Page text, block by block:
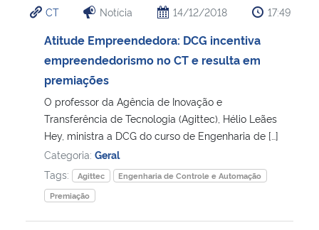
Ministério da Cidadania
Ministério de Minas e Energia
Ministério da Ciência, Tecnologia, Inovações e Comunicações
Ministério do Meio Ambiente
Ministério do Turismo
CT Notícia 14/12/2018 17:49
Atitude Empreendedora: DCG incentiva
empreendedorismo no CT e resulta em
premiações
O professor da Agência de Inovação e
Transferência de Tecnologia (Agittec), Hélio Leães
Hey, ministra a DCG do curso de Engenharia de […]
Categoria: Geral
Tags:
Agittec
Engenharia de Controle e Automação
Premiação